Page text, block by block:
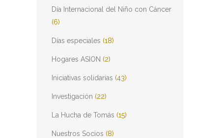
Día Internacional del Niño con Cáncer
(6)
Días especiales (18)
Hogares ASION (2)
Iniciativas solidarias (43)
Investigación (22)
La Hucha de Tomás (15)
Nuestros Socios (8)